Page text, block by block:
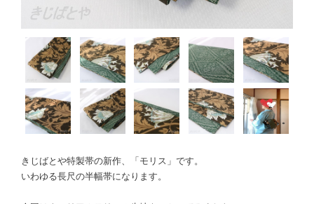
きじばとや特製帯の新作、「モリス」です。
いわゆる長尺の半幅帯になります。